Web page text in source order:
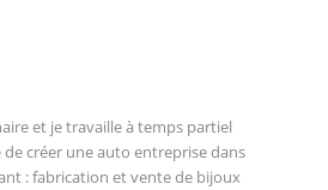
et je travaille à temps partiel
de créer une auto entreprise dans
: fabrication et vente de bijoux